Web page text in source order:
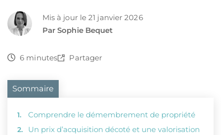
Mis à jour le 21 janvier 2026
Par Sophie Bequet
6 minutes Partager
Sommaire
Comprendre le démembrement de propriété
Un prix d’acquisition décoté et une valorisation